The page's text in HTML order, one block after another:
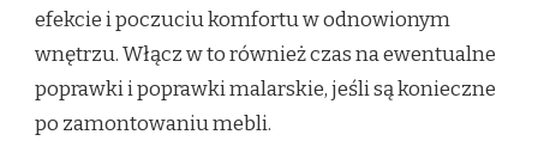
efekcie i poczuciu komfortu w odnowionym
wnętrzu. Włącz w to również czas na ewentualne
poprawki i poprawki malarskie, jeśli są konieczne
po zamontowaniu mebli.